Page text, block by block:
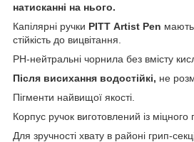
натисканні на нього.
Капілярні ручки PITT Artist Pen
стійкість до вицвітання.
PH-нейтральні чорнила без вмісту
Після висихання водостійкі, не
Пігменти найвищої якості.
Корпус ручок виготовлений із міцного
Для зручності хвату в районі грип-